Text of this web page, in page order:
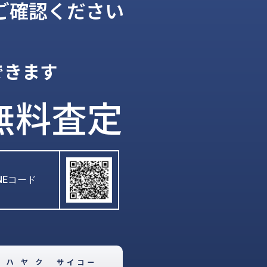
確認ください
ます
料査定
コード